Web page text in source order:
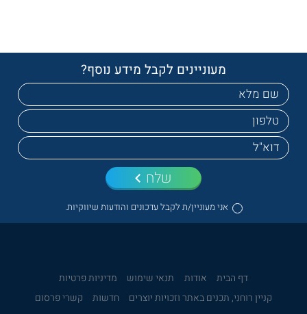
מעוניינים לקבל מידע נוסף?
אני מעוניין/ת לקבל עדכונים והודעות שיווקיות.
שלח
דף הבית אודות תנאי שימוש
מדיניות פרטיות
קניין רוחני, תכנים באתר וזכויות יוצרים
חדשות
קשרי פרסום